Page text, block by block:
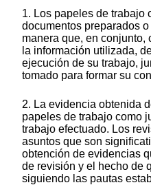
1. Los papeles de trabajo
documentos preparados
manera que, en conjunto,
la información utilizada,
ejecución de su trabajo,
tomado para formar su
2. La evidencia obtenida
papeles de trabajo como
trabajo efectuado. Los
asuntos que son
obtención de evidencias
de revisión y el hecho de
siguiendo las pautas